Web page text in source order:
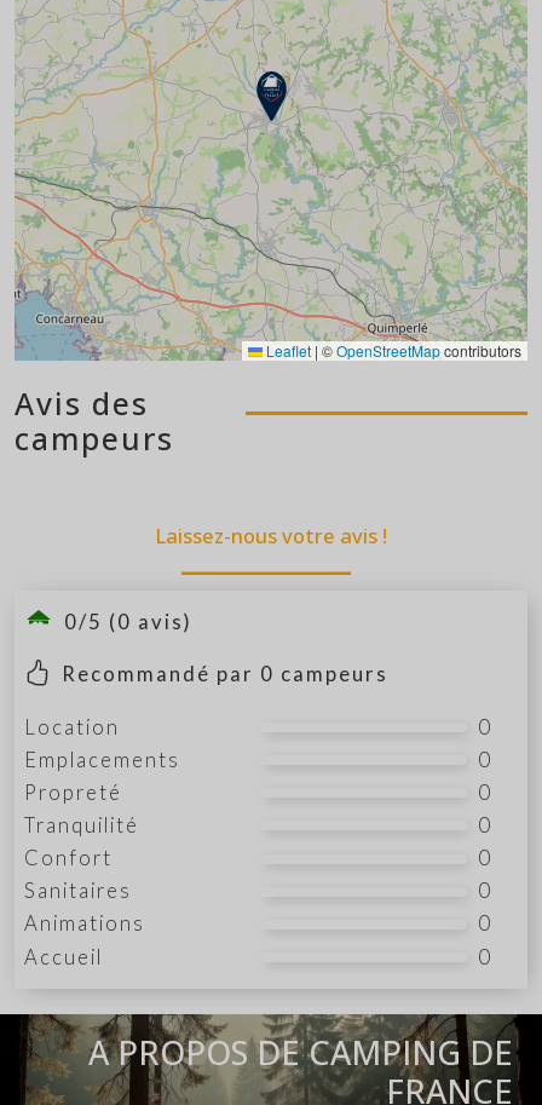
Leaflet | ©OpenStreetMapcontributors
Avis des
campeurs
Laissez-nous votre avis !
0/5 (0 avis)
Recommandé par 0 campeurs
Location
0
Emplacements
0
Propreté
0
Tranquilité
0
Confort
0
Sanitaires
0
Animations
0
Accueil
0
A PROPOS DE CAMPING DE
FRANCE